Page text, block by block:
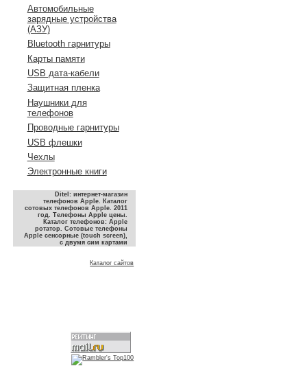
Автомобильные
зарядные устройства
(АЗУ)
Bluetooth гарнитуры
Карты памяти
USB дата-кабели
Защитная пленка
Наушники для
телефонов
Проводные гарнитуры
USB флешки
Чехлы
Электронные книги
Ditel: интернет-магазин
телефонов Apple. Каталог
сотовых телефонов Apple. 2011
год. Телефоны Apple цены.
Каталог телефонов: Apple
ротатор. Сотовые телефоны
Apple сенсорные (touch screen),
с двумя сим картами
Каталог сайтов